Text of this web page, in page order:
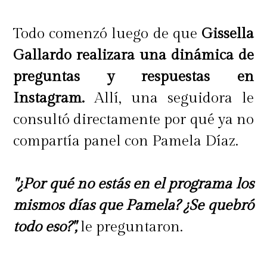
Todo comenzó luego de que Gissella
Gallardo realizara una dinámica de
preguntas y respuestas en
Instagram. Allí, una seguidora le
consultó directamente por qué ya no
compartía panel con Pamela Díaz.
"¿Por qué no estás en el programa los
mismos días que Pamela? ¿Se quebró
todo eso?",le preguntaron.